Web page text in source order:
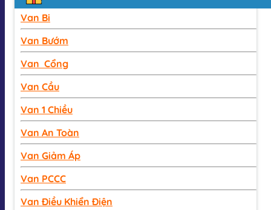
Van Bi
Van Bướm
Van Cổng
Van Cầu
Van 1 Chiều
Van An Toàn
Van Giảm Áp
Van PCCC
Van Điều Khiển Điện